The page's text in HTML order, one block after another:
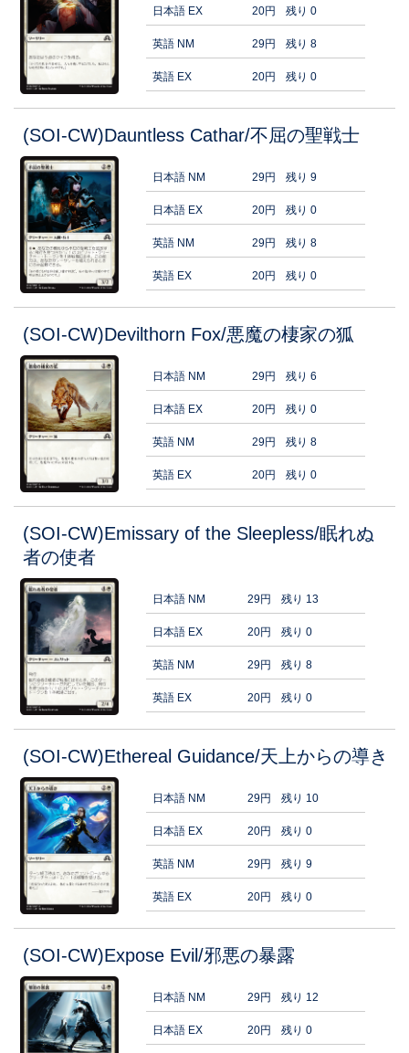
日本語 EX 20円 残り 0
英語 NM 29円 残り 8
英語 EX 20円 残り 0
(SOI-CW)Dauntless Cathar/不屈の聖戦士
日本語 NM 29円 残り 9
日本語 EX 20円 残り 0
英語 NM 29円 残り 8
英語 EX 20円 残り 0
(SOI-CW)Devilthorn Fox/悪魔の棲家の狐
日本語 NM 29円 残り 6
日本語 EX 20円 残り 0
英語 NM 29円 残り 8
英語 EX 20円 残り 0
(SOI-CW)Emissary of the Sleepless/眠れぬ
者の使者
日本語 NM 29円 残り 13
日本語 EX 20円 残り 0
英語 NM 29円 残り 8
英語 EX 20円 残り 0
(SOI-CW)Ethereal Guidance/天上からの導き
日本語 NM 29円 残り 10
日本語 EX 20円 残り 0
英語 NM 29円 残り 9
英語 EX 20円 残り 0
(SOI-CW)Expose Evil/邪悪の暴露
日本語 NM 29円 残り 12
日本語 EX 20円 残り 0